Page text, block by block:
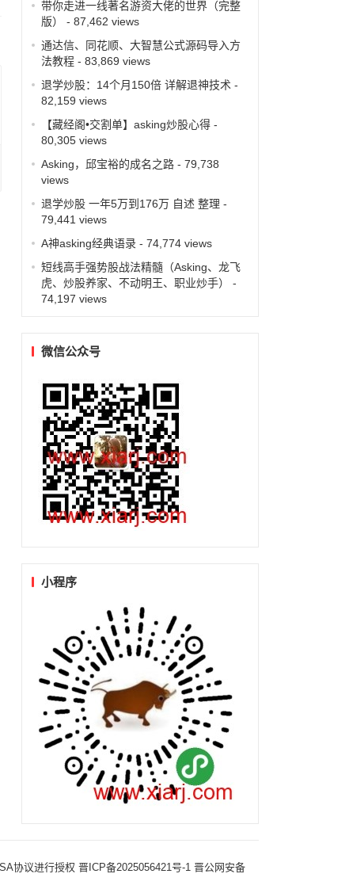
带你走进一线著名游资大佬的世界（完整
版）
- 87,462 views
通达信、同花顺、大智慧公式源码导入方
法教程- 83,869 views
退学炒股：14个月150倍 详解退神技术 -
82,159 views
【藏经阁•交割单】asking炒股心得-
80,305 views
Asking，邱宝裕的成名之路- 79,738
views
退学炒股 一年5万到176万 自述 整理 -
79,441 views
A神asking经典语录- 74,774 views
短线高手强势股战法精髓（Asking、龙飞
虎、炒股养家、不动明王、职业炒手）
-
74,197 views
微信公众号
小程序
协议进行授权 晋ICP备2025056421号-1 晋公网安备